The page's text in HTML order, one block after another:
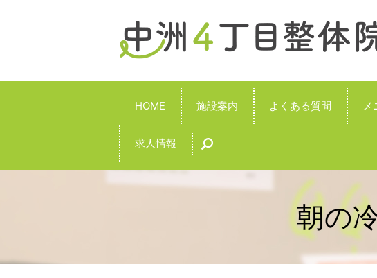
HOME 施設案内 よくある質問 メ
求人情報
search
朝の